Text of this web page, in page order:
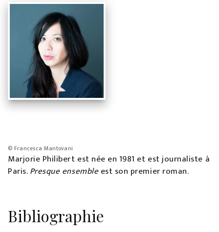
Marjorie Philibert est née en 1981 et est journaliste à
Paris.Presque ensembleest son premier roman.
© Francesca Mantovani
Bibliographie